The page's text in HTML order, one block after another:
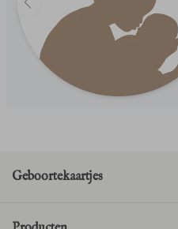
Geboortekaartjes